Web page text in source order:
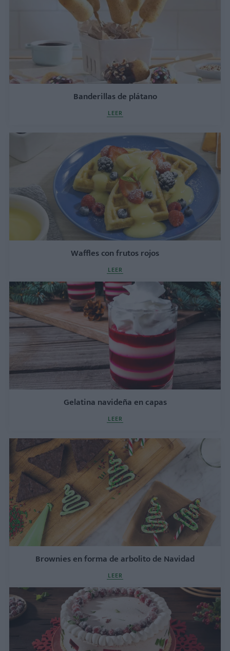
Banderillas de plátano
LEER
Waffles con frutos rojos
LEER
Gelatina navideña en capas
LEER
Brownies en forma de arbolito de Navidad
LEER